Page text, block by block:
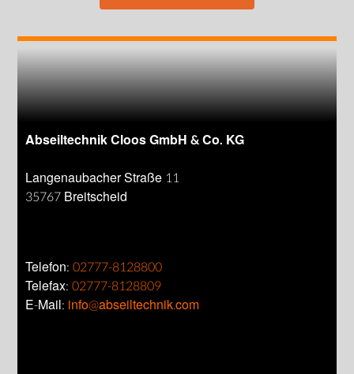
Abseiltechnik Cloos GmbH & Co. KG
Langenaubacher Straße 11
35767 Breitscheid
Telefon:02777-8128800
Telefax:02777-8128809
E-Mail: info@abseiltechnik.com